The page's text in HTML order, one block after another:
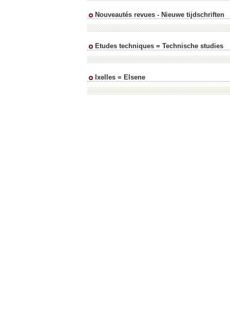
Nouveautés revues - Nieuwe tijdschriften
Etudes techniques = Technische studies
Ixelles = Elsene